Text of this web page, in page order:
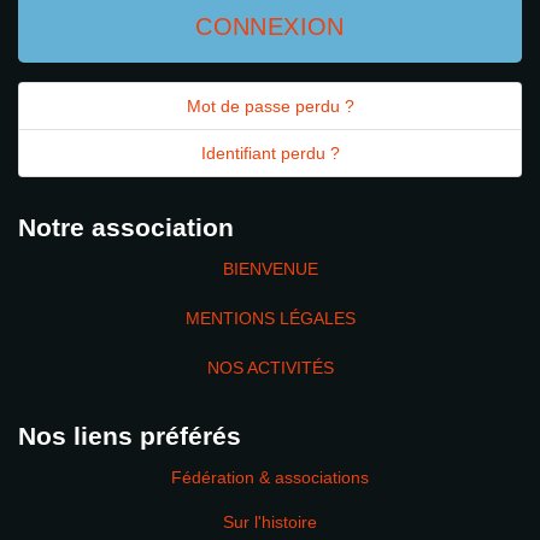
CONNEXION
Mot de passe perdu ?
Identifiant perdu ?
Notre association
BIENVENUE
MENTIONS LÉGALES
NOS ACTIVITÉS
Nos liens préférés
Fédération & associations
Sur l'histoire